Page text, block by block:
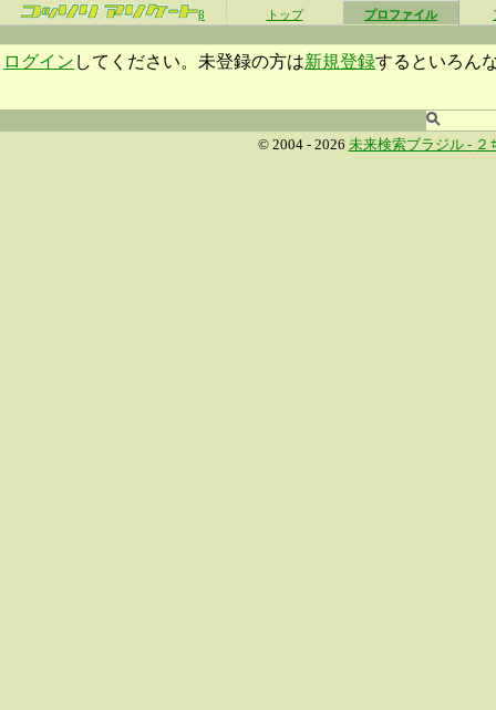
β トップ プロファイル
ログイン してください。未登録の方は新規登録するといろん
© 2004 - 2026 未来検索ブラジル - ２